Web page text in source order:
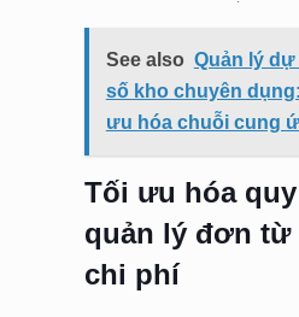
See also Quản lý
số kho chuyên
ưu hóa chuỗi cung
Tối ưu hóa
quản lý đơn từ
chi phí